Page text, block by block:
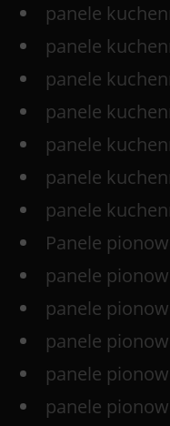
panele
panele
panele
panele
panele
panele
panele
Panele
panele
panele
panele
panele
panele